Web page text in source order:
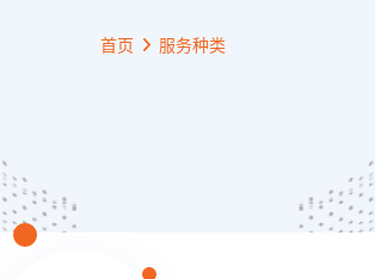
首页 服务种类